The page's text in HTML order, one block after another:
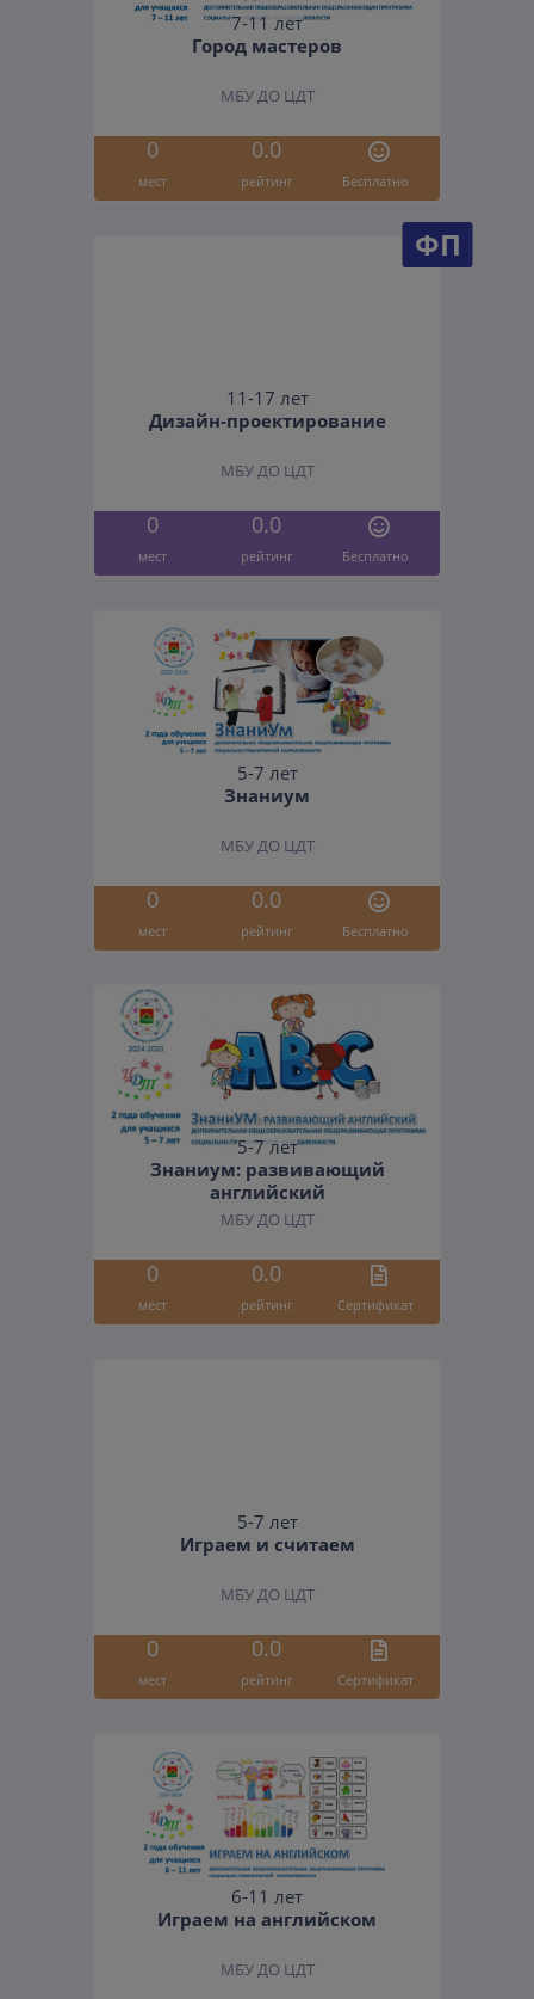
7-11 лет
Город мастеров
МБУ ДО ЦДТ
0 0.0
мест рейтинг Бесплатно
ФП
11-17 лет
Дизайн-проектирование
МБУ ДО ЦДТ
0 0.0
мест рейтинг Бесплатно
5-7 лет
Знаниум
МБУ ДО ЦДТ
0 0.0
мест рейтинг Бесплатно
5-7 лет
Знаниум: развивающий
английский
МБУ ДО ЦДТ
0 0.0
мест рейтинг Cертификат
5-7 лет
Играем и считаем
МБУ ДО ЦДТ
0 0.0
мест рейтинг Cертификат
6-11 лет
Играем на английском
МБУ ДО ЦДТ